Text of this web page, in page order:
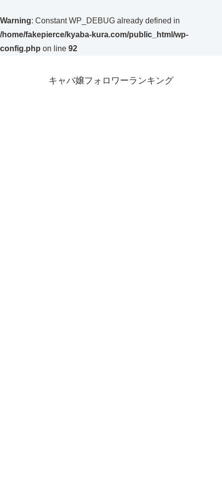
Warning: Constant WP_DEBUG already defined in
/home/fakepierce/kyaba-kura.com/public_html/wp-
config.php on line 92
キャバ嬢フォロワーランキング